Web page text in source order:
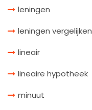
leningen
leningen vergelijken
lineair
lineaire hypotheek
minuut